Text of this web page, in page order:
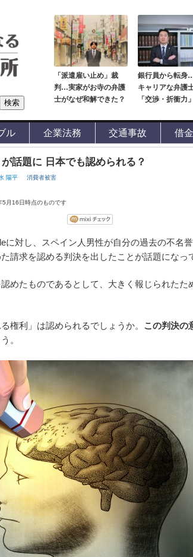
「派遣雇い止め」裁
判…実家がお寺の弁護
士がなぜ和解できた？
銀行員から転身
キャリアな弁護
「交渉・折衝力
ル 企業法務 交通事故 借金
が話題に 日本でも認められる？
陽平
消費者被害
月16日時点のものです
に対し、スペイン人男性が自分の過去の不名
請求を認める判決を出したことが話題になっ
めたものであるとして、大きく報じられたた
権利」は認められるでしょうか。 この判決の
。